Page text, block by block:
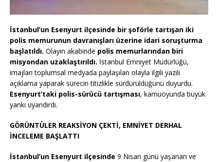
İstanbul’un Esenyurt ilçesinde bir şoförle tartışan iki
polis memurunun davranışları üzerine idari soruşturma
başlatıldı. Olayın akabinde polis memurlarından biri
misyondan uzaklaştırıldı. İstanbul Emniyet Müdürlüğü,
imajları toplumsal medyada paylaşılan olayla ilgili yazılı
açıklama yaparak sürecin titizlikle sürdürüldüğünü duyurdu.
Esenyurt’taki polis-sürücü tartışması, kamuoyunda büyük
yankı uyandırdı.
GÖRÜNTÜLER REAKSİYON ÇEKTİ, EMNİYET DERHAL
İNCELEME BAŞLATTI
İstanbul’un Esenyurt ilçesinde 9 Nisan günü yaşanan ve